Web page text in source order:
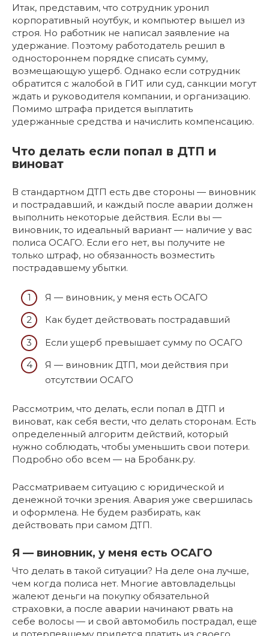
Итак, представим, что сотрудник уронил
корпоративный ноутбук, и компьютер вышел из
строя. Но работник не написал заявление на
удержание. Поэтому работодатель решил в
одностороннем порядке списать сумму,
возмещающую ущерб. Однако если сотрудник
обратится с жалобой в ГИТ или суд, санкции могут
ждать и руководителя компании, и организацию.
Помимо штрафа придется выплатить
удержанные средства и начислить компенсацию.
Что делать если попал в ДТП и
виноват
В стандартном ДТП есть две стороны — виновник
и пострадавший, и каждый после аварии должен
выполнить некоторые действия. Если вы —
виновник, то идеальный вариант — наличие у вас
полиса ОСАГО. Если его нет, вы получите не
только штраф, но обязанность возместить
пострадавшему убытки.
Я — виновник, у меня есть ОСАГО
Как будет действовать пострадавший
Если ущерб превышает сумму по ОСАГО
Я — виновник ДТП, мои действия при
отсутствии ОСАГО
Рассмотрим, что делать, если попал в ДТП и
виноват, как себя вести, что делать сторонам. Есть
определенный алгоритм действий, который
нужно соблюдать, чтобы уменьшить свои потери.
Подробно обо всем — на Бробанк.ру.
Рассматриваем ситуацию с юридической и
денежной точки зрения. Авария уже свершилась
и оформлена. Не будем разбирать, как
действовать при самом ДТП.
Я — виновник, у меня есть ОСАГО
Что делать в такой ситуации? На деле она лучше,
чем когда полиса нет. Многие автовладельцы
жалеют деньги на покупку обязательной
страховки, а после аварии начинают рвать на
себе волосы — и свой автомобиль пострадал, еще